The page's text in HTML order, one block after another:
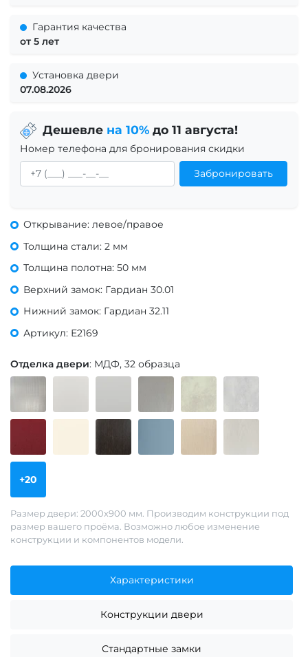
Гарантия качества
от 5 лет
Установка двери
07.08.2026
Дешевле на 10%до 11 августа!
Номер телефона для бронирования скидки
Забронировать
Открывание: левое/правое
Толщина стали: 2 мм
Толщина полотна: 50 мм
Верхний замок: Гардиан 30.01
Нижний замок: Гардиан 32.11
Артикул: Е2169
Отделка двери: МДФ, 32 образца
+20
Размер двери: 2000х900 мм. Производим конструкции под
размер вашего проёма. Возможно любое изменение
конструкции и компонентов модели.
Характеристики
Конструкции двери
Стандартные замки